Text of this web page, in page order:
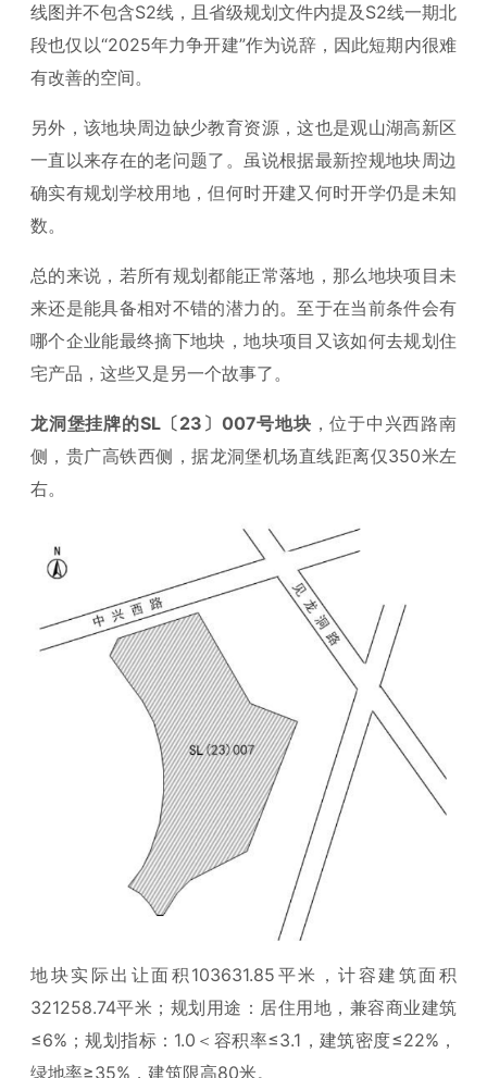
线图并不包含S2线，且省级规划文件内提及S2线一期北
段也仅以“2025年力争开建”作为说辞，因此短期内很难
有改善的空间。
另外，该地块周边缺少教育资源，这也是观山湖高新区
一直以来存在的老问题了。虽说根据最新控规地块周边
确实有规划学校用地，但何时开建又何时开学仍是未知
数。
总的来说，若所有规划都能正常落地，那么地块项目未
来还是能具备相对不错的潜力的。至于在当前条件会有
哪个企业能最终摘下地块，地块项目又该如何去规划住
宅产品，这些又是另一个故事了。
龙洞堡挂牌的SL〔23〕007号地块 ，位于中兴西路南
侧，贵广高铁西侧，据龙洞堡机场直线距离仅350米左
右。
地块实际出让面积103631.85平米，计容建筑面积
321258.74平米；规划用途：居住用地，兼容商业建筑
≤6%；规划指标：1.0＜容积率≤3.1，建筑密度≤22%，
绿地率≥35%，建筑限高80米。